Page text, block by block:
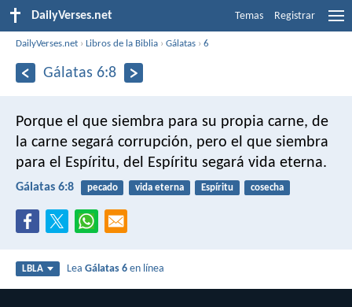
DailyVerses.net Temas Registrar
DailyVerses.net ›Libros de la Biblia ›Gálatas ›6
Gálatas 6:8
Porque el que siembra para su propia carne, de
la carne segará corrupción, pero el que siembra
para el Espíritu, del Espíritu segará vida eterna.
Gálatas 6:8 pecado vida eterna Espíritu cosecha
LBLA LeaGálatas 6 en línea